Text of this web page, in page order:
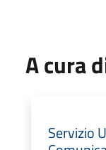
A cura
Servizio